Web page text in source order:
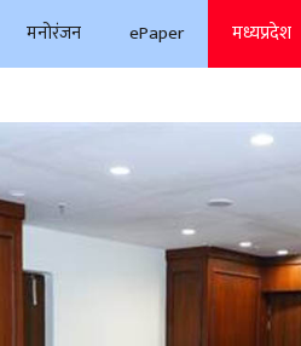
मनोरंजन ePaper मध्यप्रदेश